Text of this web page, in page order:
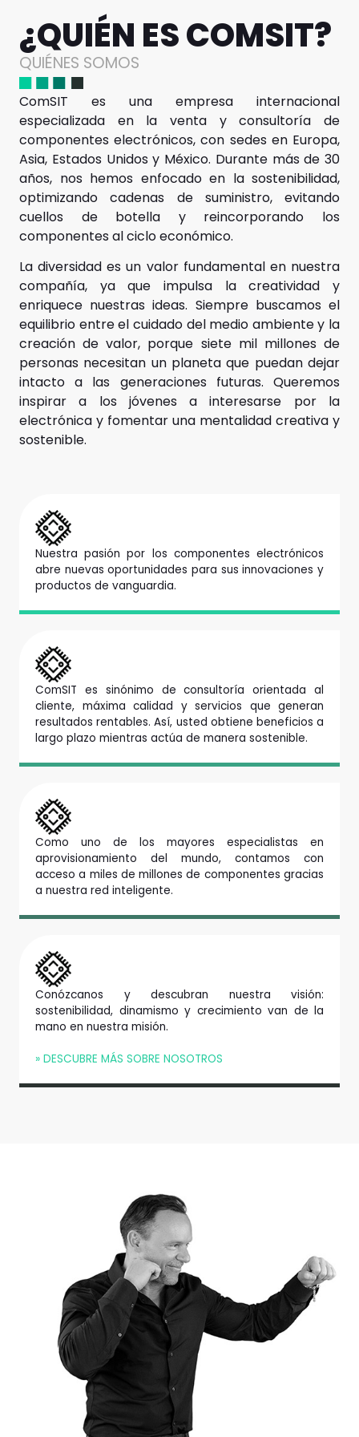
¿QUIÉN ES COMSIT?
QUIÉNES SOMOS
ComSIT es una empresa internacional
especializada en la venta y consultoría de
componentes electrónicos, con sedes en Europa,
Asia, Estados Unidos y México. Durante más de 30
años, nos hemos enfocado en la sostenibilidad,
optimizando cadenas de suministro, evitando
cuellos de botella y reincorporando los
componentes al ciclo económico.
La diversidad es un valor fundamental en nuestra
compañía, ya que impulsa la creatividad y
enriquece nuestras ideas. Siempre buscamos el
equilibrio entre el cuidado del medio ambiente y la
creación de valor, porque siete mil millones de
personas necesitan un planeta que puedan dejar
intacto a las generaciones futuras. Queremos
inspirar a los jóvenes a interesarse por la
electrónica y fomentar una mentalidad creativa y
sostenible.
Nuestra pasión por los componentes electrónicos
abre nuevas oportunidades para sus innovaciones y
productos de vanguardia.
ComSIT es sinónimo de consultoría orientada al
cliente, máxima calidad y servicios que generan
resultados rentables. Así, usted obtiene beneficios a
largo plazo mientras actúa de manera sostenible.
Como uno de los mayores especialistas en
aprovisionamiento del mundo, contamos con
acceso a miles de millones de componentes gracias
a nuestra red inteligente.
Conózcanos y descubran nuestra visión:
sostenibilidad, dinamismo y crecimiento van de la
mano en nuestra misión.
» DESCUBRE MÁS SOBRE NOSOTROS